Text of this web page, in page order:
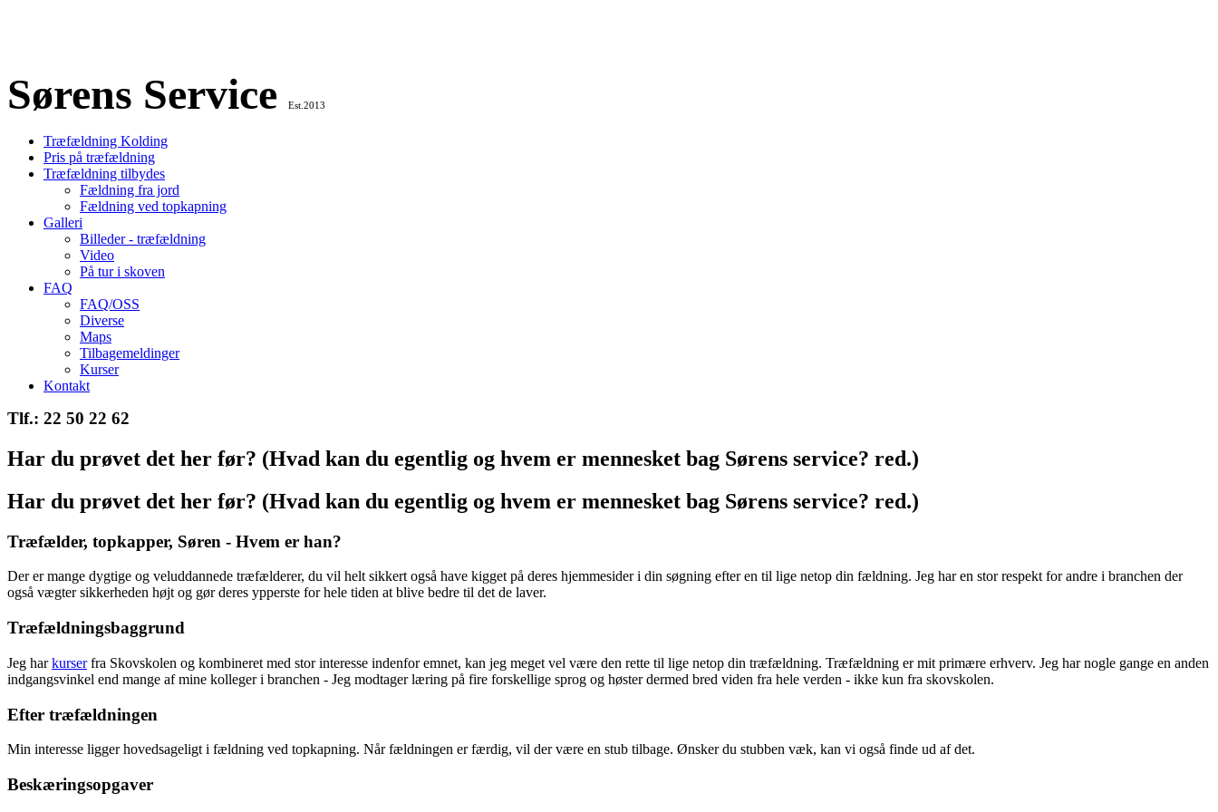
Sørens Service Est.2013
Træfældning Kolding
Pris på træfældning
Træfældning tilbydes
Fældning fra jord
Fældning ved topkapning
Galleri
Billeder - træfældning
Video
På tur i skoven
FAQ
FAQ/OSS
Diverse
Maps
Tilbagemeldinger
Kurser
Kontakt
Tlf.: 22 50 22 62
Har du prøvet det her før? (Hvad kan du egentlig og hvem er mennesket bag Sørens service? red.)
Har du prøvet det her før? (Hvad kan du egentlig og hvem er mennesket bag Sørens service? red.)
Træfælder, topkapper, Søren - Hvem er han?
Der er mange dygtige og veluddannede træfælderer, du vil helt sikkert også have kigget på deres hjemmesider i din søgning efter en til lige netop din fældning. Jeg har en stor respekt for andre i branchen der
også vægter sikkerheden højt og gør deres ypperste for hele tiden at blive bedre til det de laver.
Træfældningsbaggrund
Jeg harkurserfra Skovskolen og kombineret med stor interesse indenfor emnet, kan jeg meget vel være den rette til lige netop din træfældning. Træfældning er mit primære erhverv. Jeg har nogle gange en anden
indgangsvinkel end mange af mine kolleger i branchen - Jeg modtager læring på fire forskellige sprog og høster dermed bred viden fra hele verden - ikke kun fra skovskolen.
Efter træfældningen
Min interesse ligger hovedsageligt i fældning ved topkapning. Når fældningen er færdig, vil der være en stub tilbage. Ønsker du stubben væk, kan vi også finde ud af det.
Beskæringsopgaver